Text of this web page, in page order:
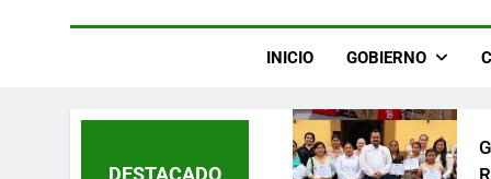
INICIO GOBIERNO
DESTACADO